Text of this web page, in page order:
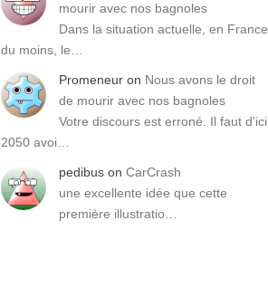
mourir avec nos bagnoles
Dans la situation actuelle, en France
du moins, le…
Promeneur on Nous avons le droit
de mourir avec nos bagnoles
Votre discours est erroné. Il faut d'ici
2050 avoi…
pedibus on CarCrash
une excellente idée que cette
première illustratio…